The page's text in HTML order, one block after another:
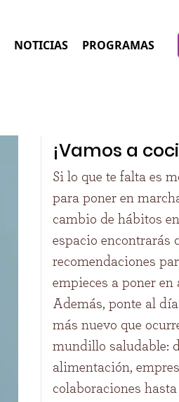
NOTICIAS PROGRAMAS
¡Vamos a
Si lo que te falta es
para poner en
cambio de hábitos
espacio encontrarás
recomendaciones
empieces a poner en
Además, ponte al
más nuevo que
mundillo saludable:
alimentación,
colaboraciones hasta